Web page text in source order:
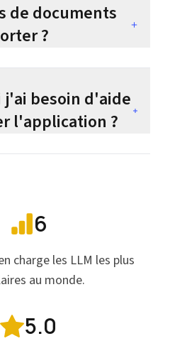
de documents
?
j'ai besoin d'aide
l'application ?
6
charge les LLM les plus
au monde.
5.0